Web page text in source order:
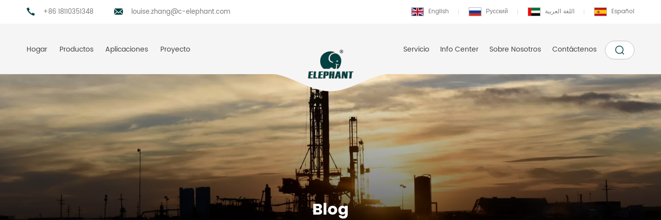
+86 18110351348 louise.zhang@c-elephant.com English Русский اللغة العربية Español
Hogar Productos Aplicaciones Proyecto Servicio Info Center Sobre Nosotros Contáctenos
Blog